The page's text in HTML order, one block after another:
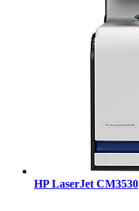
HP LaserJet CM3530